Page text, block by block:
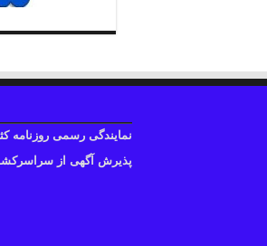
نمایندگی رسمی روزنامه
پذیرش آگهی از